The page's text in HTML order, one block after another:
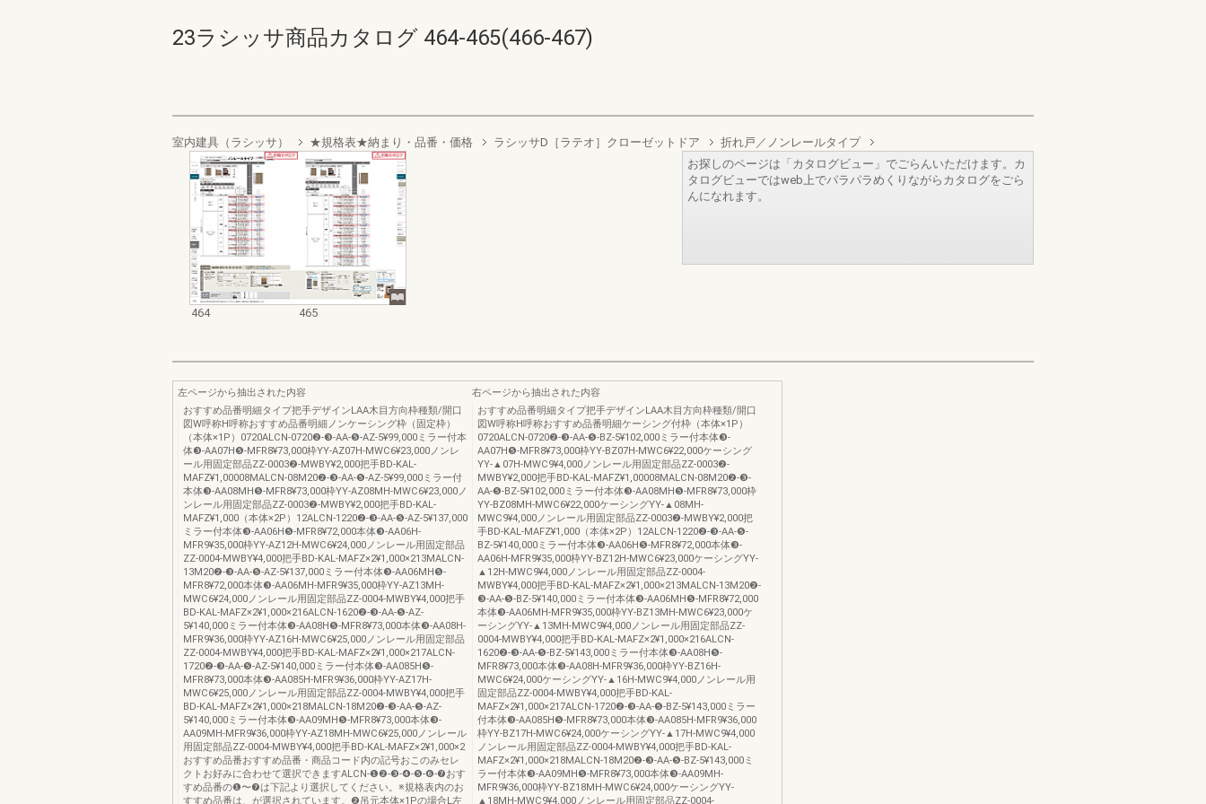
23ラシッサ商品カタログ 464-465(466-467)
室内建具（ラシッサ） ★規格表★納まり・品番・価格 ラシッサD［ラテオ］クローゼットドア 折れ戸／ノンレールタイプ
464 465
お探しのページは「カタログビュー」でごらんいただけます。カ
タログビューではweb上でパラパラめくりながらカタログをごら
んになれます。
左ページから抽出された内容
おすすめ品番明細タイプ把手デザインLAA木目方向枠種類/開口
図W呼称H呼称おすすめ品番明細ノンケーシング枠（固定枠）
（本体×1P）0720ALCN-0720❷-❸-AA-❺-AZ-5¥99,000ミラー付本
体❸-AA07H❺-MFR8¥73,000枠YY-AZ07H-MWC6¥23,000ノンレ
ール用固定部品ZZ-0003❷-MWBY¥2,000把手BD-KAL-
MAFZ¥1,00008MALCN-08M20❷-❸-AA-❺-AZ-5¥99,000ミラー付
本体❸-AA08MH❺-MFR8¥73,000枠YY-AZ08MH-MWC6¥23,000ノ
ンレール用固定部品ZZ-0003❷-MWBY¥2,000把手BD-KAL-
MAFZ¥1,000（本体×2P）12ALCN-1220❷-❸-AA-❺-AZ-5¥137,000
ミラー付本体❸-AA06H❺-MFR8¥72,000本体❸-AA06H-
MFR9¥35,000枠YY-AZ12H-MWC6¥24,000ノンレール用固定部品
ZZ-0004-MWBY¥4,000把手BD-KAL-MAFZ×2¥1,000×213MALCN-
13M20❷-❸-AA-❺-AZ-5¥137,000ミラー付本体❸-AA06MH❺-
MFR8¥72,000本体❸-AA06MH-MFR9¥35,000枠YY-AZ13MH-
MWC6¥24,000ノンレール用固定部品ZZ-0004-MWBY¥4,000把手
BD-KAL-MAFZ×2¥1,000×216ALCN-1620❷-❸-AA-❺-AZ-
5¥140,000ミラー付本体❸-AA08H❺-MFR8¥73,000本体❸-AA08H-
MFR9¥36,000枠YY-AZ16H-MWC6¥25,000ノンレール用固定部品
ZZ-0004-MWBY¥4,000把手BD-KAL-MAFZ×2¥1,000×217ALCN-
1720❷-❸-AA-❺-AZ-5¥140,000ミラー付本体❸-AA085H❺-
MFR8¥73,000本体❸-AA085H-MFR9¥36,000枠YY-AZ17H-
MWC6¥25,000ノンレール用固定部品ZZ-0004-MWBY¥4,000把手
BD-KAL-MAFZ×2¥1,000×218MALCN-18M20❷-❸-AA-❺-AZ-
5¥140,000ミラー付本体❸-AA09MH❺-MFR8¥73,000本体❸-
AA09MH-MFR9¥36,000枠YY-AZ18MH-MWC6¥25,000ノンレール
用固定部品ZZ-0004-MWBY¥4,000把手BD-KAL-MAFZ×2¥1,000×2
おすすめ品番おすすめ品番・商品コード内の記号おこのみセレ
クトお好みに合わせて選択できますALCN-❶❷-❸-❹-❺-❻-❼おす
すめ品番の❶〜❼は下記より選択してください。※規格表内のお
すすめ品番は、が選択されています。❷吊元本体×1Pの場合L左
右ページから抽出された内容
おすすめ品番明細タイプ把手デザインLAA木目方向枠種類/開口
図W呼称H呼称おすすめ品番明細ケーシング付枠（本体×1P）
0720ALCN-0720❷-❸-AA-❺-BZ-5¥102,000ミラー付本体❸-
AA07H❺-MFR8¥73,000枠YY-BZ07H-MWC6¥22,000ケーシング
YY-▲07H-MWC9¥4,000ノンレール用固定部品ZZ-0003❷-
MWBY¥2,000把手BD-KAL-MAFZ¥1,00008MALCN-08M20❷-❸-
AA-❺-BZ-5¥102,000ミラー付本体❸-AA08MH❺-MFR8¥73,000枠
YY-BZ08MH-MWC6¥22,000ケーシングYY-▲08MH-
MWC9¥4,000ノンレール用固定部品ZZ-0003❷-MWBY¥2,000把
手BD-KAL-MAFZ¥1,000（本体×2P）12ALCN-1220❷-❸-AA-❺-
BZ-5¥140,000ミラー付本体❸-AA06H❺-MFR8¥72,000本体❸-
AA06H-MFR9¥35,000枠YY-BZ12H-MWC6¥23,000ケーシングYY-
▲12H-MWC9¥4,000ノンレール用固定部品ZZ-0004-
MWBY¥4,000把手BD-KAL-MAFZ×2¥1,000×213MALCN-13M20❷-
❸-AA-❺-BZ-5¥140,000ミラー付本体❸-AA06MH❺-MFR8¥72,000
本体❸-AA06MH-MFR9¥35,000枠YY-BZ13MH-MWC6¥23,000ケ
ーシングYY-▲13MH-MWC9¥4,000ノンレール用固定部品ZZ-
0004-MWBY¥4,000把手BD-KAL-MAFZ×2¥1,000×216ALCN-
1620❷-❸-AA-❺-BZ-5¥143,000ミラー付本体❸-AA08H❺-
MFR8¥73,000本体❸-AA08H-MFR9¥36,000枠YY-BZ16H-
MWC6¥24,000ケーシングYY-▲16H-MWC9¥4,000ノンレール用
固定部品ZZ-0004-MWBY¥4,000把手BD-KAL-
MAFZ×2¥1,000×217ALCN-1720❷-❸-AA-❺-BZ-5¥143,000ミラー
付本体❸-AA085H❺-MFR8¥73,000本体❸-AA085H-MFR9¥36,000
枠YY-BZ17H-MWC6¥24,000ケーシングYY-▲17H-MWC9¥4,000
ノンレール用固定部品ZZ-0004-MWBY¥4,000把手BD-KAL-
MAFZ×2¥1,000×218MALCN-18M20❷-❸-AA-❺-BZ-5¥143,000ミ
ラー付本体❸-AA09MH❺-MFR8¥73,000本体❸-AA09MH-
MFR9¥36,000枠YY-BZ18MH-MWC6¥24,000ケーシングYY-
▲18MH-MWC9¥4,000ノンレール用固定部品ZZ-0004-